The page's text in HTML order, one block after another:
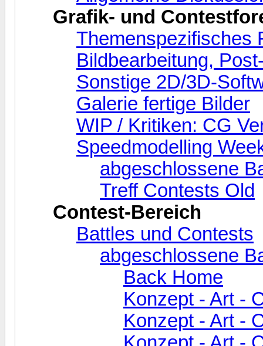
Grafik- und
Themenspezifisches
Bildbearbeitung,
Sonstige 2D/3D-
Galerie fertige Bilder
WIP / Kritiken: CG
Speedmodelling
abgeschlossene
Treff Contests Old
Contest-Bereich
Battles und Contests
abgeschlossene
Back Home
Konzept - Art -
Konzept - Art -